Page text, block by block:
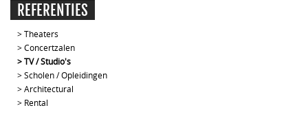
REFERENTIES
>Theaters
>Concertzalen
>TV / Studio's
>Scholen / Opleidingen
>Architectural
> Rental